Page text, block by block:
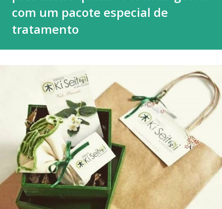
com um pacote especial de
tratamento